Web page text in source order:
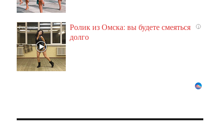
i
Ролик из Омска: вы будете смеяться
долго